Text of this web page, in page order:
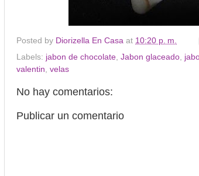
Posted by Diorizella En Casa at 10:20 p. m.
Labels: jabon de chocolate Jabon glaceado
valentin velas
No hay comentarios:
Publicar un comentario